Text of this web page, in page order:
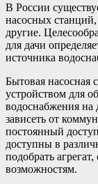
В России
насосных
другие.
для дачи
источника
Бытовая насосная
устройством для
водоснабжения на
зависеть от
постоянный
доступны в
подобрать
возможностям.